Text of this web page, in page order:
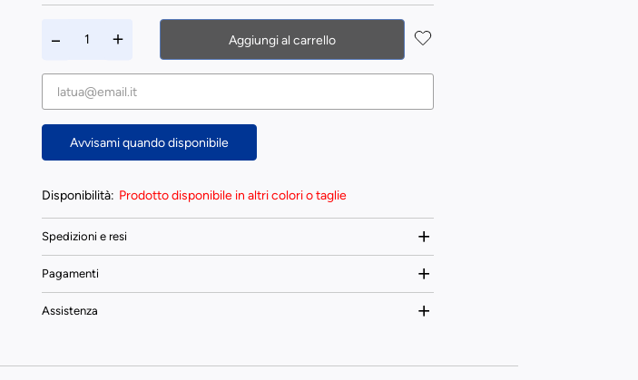
Aggiungi al carrello
Avvisami quando disponibile
Disponibilità: Prodotto disponibile in altri colori o taglie
Spedizioni e resi
Pagamenti
Assistenza